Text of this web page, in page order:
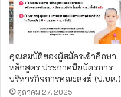
คุณสมบัติของผู้สมัครเข้าศึกษา
หลักสูตร ประกาศนียบัตรการ
บริหารกิจการคณะสงฆ์ (ป.บส.)
ตุลาคม 27, 2025